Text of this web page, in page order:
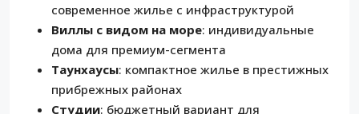
современное жилье с инфраструктурой
Виллы с видом на море: индивидуальные
дома для премиум-сегмента
Таунхаусы: компактное жилье в престижных
прибрежных районах
Студии: бюджетный вариант для